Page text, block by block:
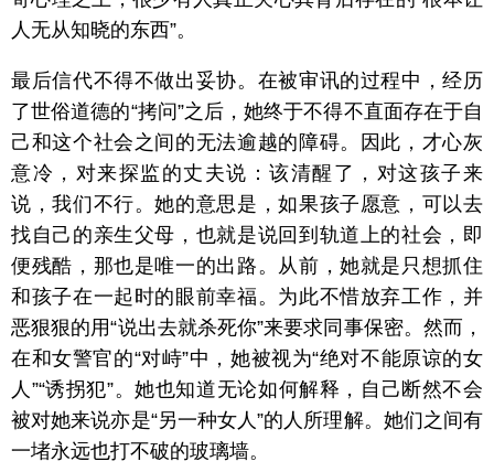
人无从知晓的东西”。
最后信代不得不做出妥协。在被审讯的过程中，经历
了世俗道德的“拷问”之后，她终于不得不直面存在于自
己和这个社会之间的无法逾越的障碍。因此，才心灰
意冷，对来探监的丈夫说：该清醒了，对这孩子来
说，我们不行。她的意思是，如果孩子愿意，可以去
找自己的亲生父母，也就是说回到轨道上的社会，即
便残酷，那也是唯一的出路。从前，她就是只想抓住
和孩子在一起时的眼前幸福。为此不惜放弃工作，并
恶狠狠的用“说出去就杀死你”来要求同事保密。然而，
在和女警官的“对峙”中，她被视为“绝对不能原谅的女
人”“诱拐犯”。她也知道无论如何解释，自己断然不会
被对她来说亦是“另一种女人”的人所理解。她们之间有
一堵永远也打不破的玻璃墙。